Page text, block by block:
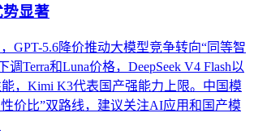
显著
GPT-5.6降价推动大模型竞争转向“同等智
调Terra和Luna价格，DeepSeek V4 Flash以
，Kimi K3代表国产强能力上限。中国模
价比”双路线，建议关注AI应用和国产模